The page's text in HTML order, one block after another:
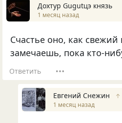
Дохтур Gugutцэ князь
1 месяц назад
Счастье оно, как свежий
замечаешь, пока кто-
Ответить
Евгений Снежин ↑
1 месяц назад